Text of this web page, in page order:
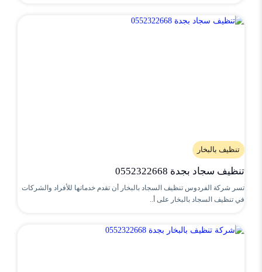
تنظيف بالبخار
تنظيف سجاد بجدة 0552322668
تسر شركة الفردوس تنظيف السجاد بالبخار أن تقدم خدماتها للأفراد والشركات
في تنظيف السجاد بالبخار على أ..